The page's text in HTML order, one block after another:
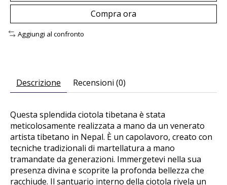
Compra ora
Aggiungi al confronto
Descrizione Recensioni (0)
Questa splendida ciotola tibetana è stata
meticolosamente realizzata a mano da un venerato
artista tibetano in Nepal. È un capolavoro, creato con
tecniche tradizionali di martellatura a mano
tramandate da generazioni. Immergetevi nella sua
presenza divina e scoprite la profonda bellezza che
racchiude. Il santuario interno della ciotola rivela un